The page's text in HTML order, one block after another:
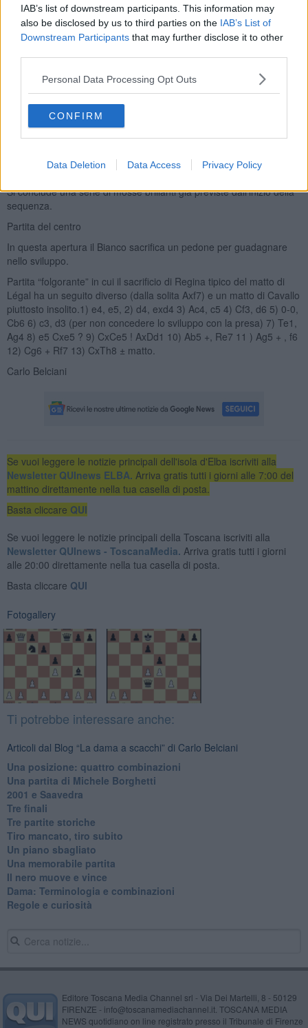
IAB’s list of downstream participants. This information may
also be disclosed by us to third parties on the IAB’s List of
Downstream Participants that may further disclose it to other
Personal Data Processing Opt Outs
CONFIRM
Data Deletion Data Access Privacy Policy
unici due pezzi rimasti a disposizione del Nero). Da notare inoltre
Si conclude una serie di mosse brillanti già previste dall’inizio della
sequenza.
Partita del centro
In questa apertura il Bianco sacrifica un pedone per guadagnare
nello sviluppo.
Partita “folgorante” in cui il sacrificio di Regina tipico del matto di
Légal ha un seguito diverso (dalla solita Axf7) e un matto di Cavallo
piuttosto insolito.1) e4, e5, 2) d4, exd4 3) Ac4, c5 4) Cf3, d6 5) 0-0,
Cb6 6) c3, d3 (per non concedere lo sviluppo con la presa) 7) Te1,
Ag4 8) e5 Cxe5 ? 9) CxCe5 ! AxDd1 10) Ab5 +, Re7 11 ) Ag5 + , f6
12) Cg6 + Rf7 13) CxTh8 ± matto.
Carlo Belciani
Se vuoi leggere le notizie principali dell'isola d'Elba iscriviti alla
Newsletter QUInews ELBA. Arriva gratis tutti i giorni alle 7:00 del
mattino direttamente nella tua casella di posta.
Basta cliccare QUI
Se vuoi leggere le notizie principali della Toscana iscriviti alla
Newsletter QUInews - ToscanaMedia. Arriva gratis tutti i giorni
alle 20:00 direttamente nella tua casella di posta.
Basta cliccare QUI
Fotogallery
Ti potrebbe interessare anche:
Articoli dal Blog “La dama a scacchi” di Carlo Belciani
Una posizione: quattro combinazioni
​Una partita di Michele Borghetti
2001 e Saavedra
Tre finali
Tre partite storiche
Tiro mancato, tiro subito
Un piano sbagliato
Una memorabile partita
Il nero muove e vince
​Dama: Terminologia e combinazioni
Regole e curiosità
Editore Toscana Media Channel srl - Via Dei Martelli, 8 - 50129
FIRENZE - info@toscanamediachannel.it. TOSCANA MEDIA
NEWS quotidiano on line registrato presso il Tribunale di Firenze